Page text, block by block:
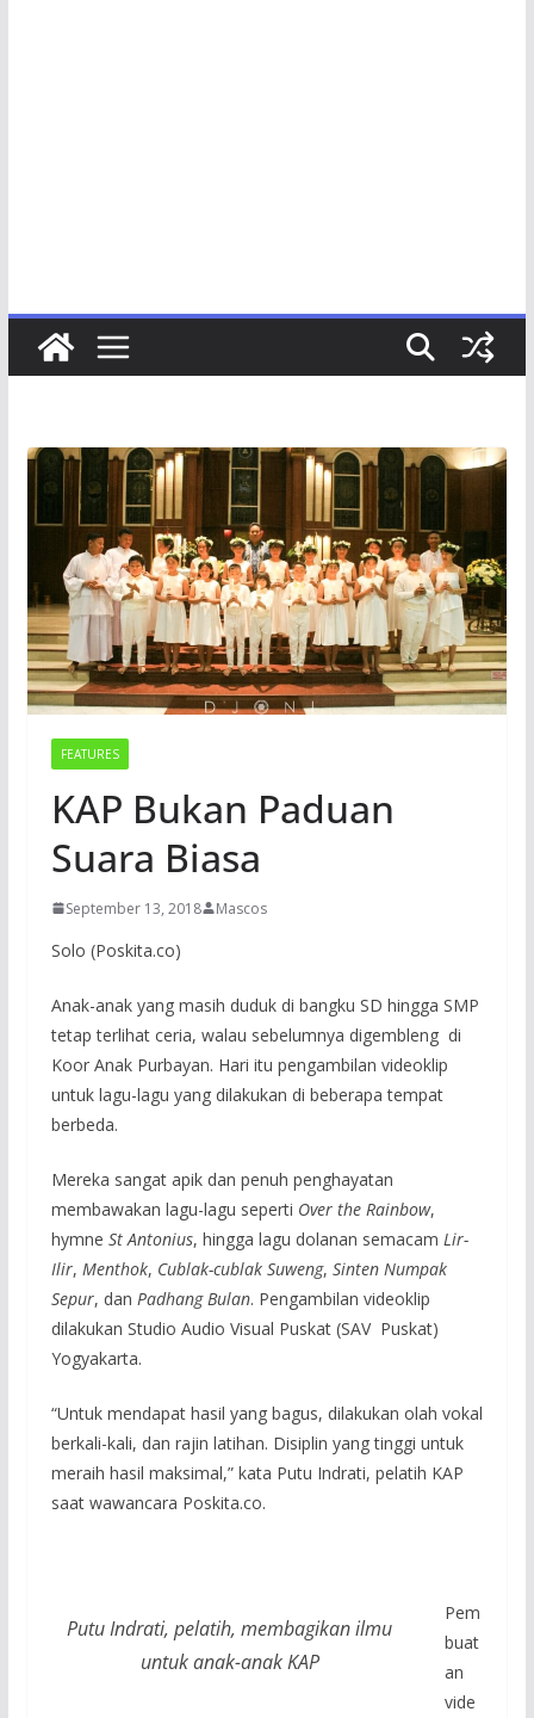
FEATURES
KAP Bukan Paduan
Suara Biasa
September 13, 2018 Mascos
Solo (Poskita.co)
Anak-anak yang masih duduk di bangku SD hingga SMP
tetap terlihat ceria, walau sebelumnya digembleng di
Koor Anak Purbayan. Hari itu pengambilan videoklip
untuk lagu-lagu yang dilakukan di beberapa tempat
berbeda.
Mereka sangat apik dan penuh penghayatan
membawakan lagu-lagu seperti Over the Rainbow,
hymne St Antonius, hingga lagu dolanan semacam Lir-
Ilir, Menthok, Cublak-cublak Suweng, Sinten Numpak
Sepur, dan Padhang Bulan. Pengambilan videoklip
dilakukan Studio Audio Visual Puskat (SAV Puskat)
Yogyakarta.
“Untuk mendapat hasil yang bagus, dilakukan olah vokal
berkali-kali, dan rajin latihan. Disiplin yang tinggi untuk
meraih hasil maksimal,” kata Putu Indrati, pelatih KAP
saat wawancara Poskita.co.
Putu Indrati, pelatih, membagikan ilmu
untuk anak-anak KAP
Pem
buat
an
vide